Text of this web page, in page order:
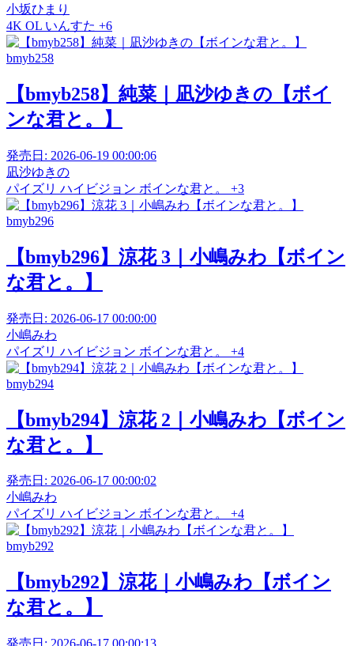
小坂ひまり
4K OL いんすた +6
bmyb258
【bmyb258】純菜｜凪沙ゆきの【ボイ
ンな君と。】
発売日: 2026-06-19 00:00:06
凪沙ゆきの
パイズリ ハイビジョン ボインな君と。 +3
bmyb296
【bmyb296】涼花 3｜小嶋みわ【ボイン
な君と。】
発売日: 2026-06-17 00:00:00
小嶋みわ
パイズリ ハイビジョン ボインな君と。 +4
bmyb294
【bmyb294】涼花 2｜小嶋みわ【ボイン
な君と。】
発売日: 2026-06-17 00:00:02
小嶋みわ
パイズリ ハイビジョン ボインな君と。 +4
bmyb292
【bmyb292】涼花｜小嶋みわ【ボイン
な君と。】